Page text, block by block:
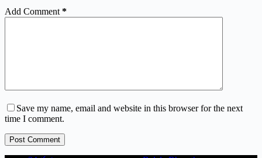
Add Comment *
Save my name, email and website in this browser for the next
time I comment.
Post Comment